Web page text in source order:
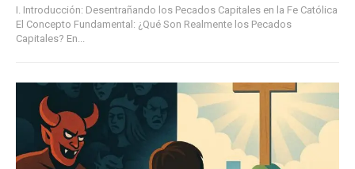
I. Introducción: Desentrañando los Pecados Capitales en la Fe Católica
El Concepto Fundamental: ¿Qué Son Realmente los Pecados
Capitales? En...